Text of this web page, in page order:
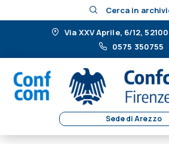
Cerca in
Via XXV Aprile, 6/12,
0575 350755
Sede di Arezzo